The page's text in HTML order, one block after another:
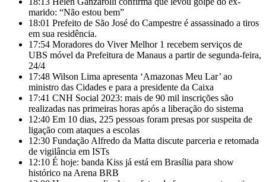
marido: “Não estou bem”
18:01 Prefeito de São José do Campestre é assassinado a tiros
em sua residência.
17:54 Moradores do Viver Melhor 1 recebem serviços de
UBS móvel da Prefeitura de Manaus a partir de segunda-feira,
24/4
17:48 Wilson Lima apresenta ‘Amazonas Meu Lar’ ao
ministro das Cidades e para a presidente da Caixa
17:41 CNH Social 2023: mais de 90 mil inscrições são
realizadas nas primeiras horas após a liberação do sistema
12:40 Em 10 dias, 225 pessoas foram presas por suspeita de
ligação com ataques a escolas
12:30 Fundação Alfredo da Matta discute parceria e retomada
de vigilância em ISTs
12:10 É hoje: banda Kiss já está em Brasília para show
histórico na Arena BRB